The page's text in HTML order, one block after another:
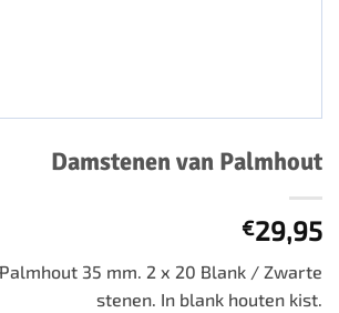
Damstenen van Palmhout
€29,95
35 mm. 2 x 20 Blank / Zwarte
stenen. In blank houten kist.